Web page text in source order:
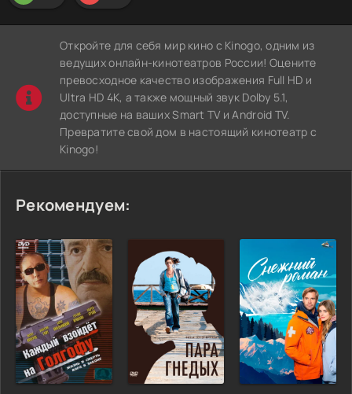
Откройте для себя мир кино с Kinogo, одним из
ведущих онлайн-кинотеатров России! Оцените
превосходное качество изображения Full HD и
Ultra HD 4K, а также мощный звук Dolby 5.1,
доступные на ваших Smart TV и Android TV.
Превратите свой дом в настоящий кинотеатр с
Kinogo!
Рекомендуем: